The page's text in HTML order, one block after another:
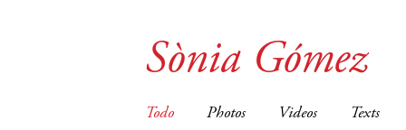
Sònia Gómez
Todo Photos Videos Texts